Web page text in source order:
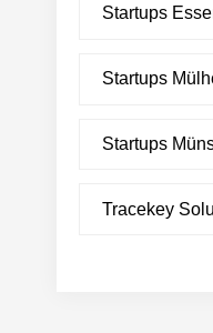
Startups
Startups
Startups
Tracekey